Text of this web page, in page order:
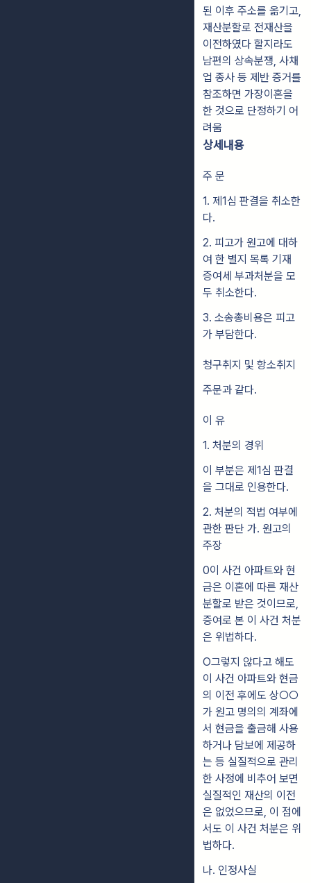
된 이후 주소를 옮기고,
재산분할로 전재산을
이전하였다 할지라도
남편의 상속분쟁, 사채
업 종사 등 제반 증거를
참조하면 가장이혼을
한 것으로 단정하기 어
려움
상세내용
주 문
1. 제1심 판결을 취소한
다.
2. 피고가 원고에 대하
여 한 별지 목록 기재
증여세 부과처분을 모
두 취소한다.
3. 소송총비용은 피고
가 부담한다.
청구취지 및 항소취지
주문과 같다.
이 유
1. 처분의 경위
이 부분은 제1심 판결
을 그대로 인용한다.
2. 처분의 적법 여부에
관한 판단 가. 원고의
주장
0이 사건 아파트와 현
금은 이혼에 따른 재산
분할로 받은 것이므로,
증여로 본 이 사건 처분
은 위법하다.
O그렇지 않다고 해도
이 사건 아파트와 현금
의 이전 후에도 상○○
가 원고 명의의 계좌에
서 현금을 출금해 사용
하거나 담보에 제공하
는 등 실질적으로 관리
한 사정에 비추어 보면
실질적인 재산의 이전
은 없었으므로, 이 점에
서도 이 사건 처분은 위
법하다.
나. 인정사실